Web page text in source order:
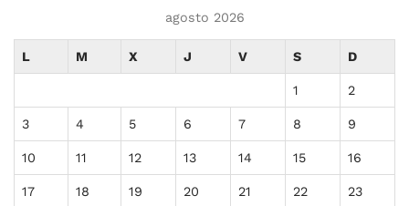
agosto 2026
L M X J V S D
1 2
3 4 5 6 7 8 9
10 11 12 13 14 15 16
17 18 19 20 21 22 23